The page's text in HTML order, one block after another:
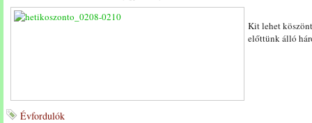
Kit lehet
előttünk álló
Évfordulók